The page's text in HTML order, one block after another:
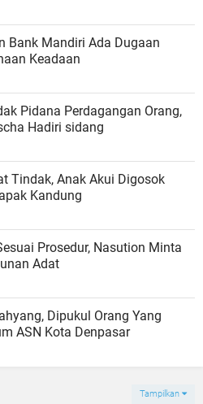
Bank Mandiri Ada Dugaan
Keadaan
Pidana Perdagangan Orang,
Hadiri sidang
Tindak, Anak Akui Digosok
Kandung
Prosedur, Nasution Minta
Adat
Dipukul Orang Yang
ASN Kota Denpasar
Tampilkan